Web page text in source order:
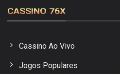
CASSINO 76X
Cassino Ao Vivo
Jogos Populares